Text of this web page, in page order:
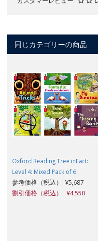
同じカテゴリーの商品
Oxford Reading Tree inFact:
Level 4: Mixed Pack of 6
参考価格（税込）: ¥5,687
割引価格（税込）: ¥4,550